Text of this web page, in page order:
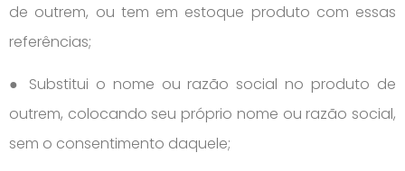
de outrem, ou tem em estoque produto com essas
referências;
● Substitui o nome ou razão social no produto de
outrem, colocando seu próprio nome ou razão social,
sem o consentimento daquele;